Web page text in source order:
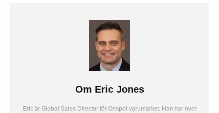
Om Eric Jones
Eric är Global Sales Director för Onspot-varumärket. Han har över